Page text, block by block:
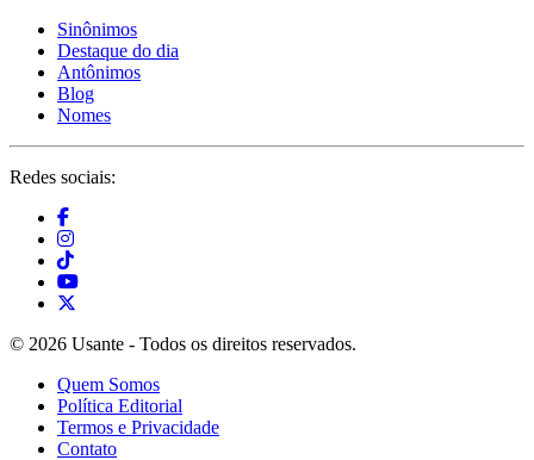
Sinônimos
Destaque do dia
Antônimos
Blog
Nomes
Redes sociais:
© 2026 Usante - Todos os direitos reservados.
Quem Somos
Política Editorial
Termos e Privacidade
Contato